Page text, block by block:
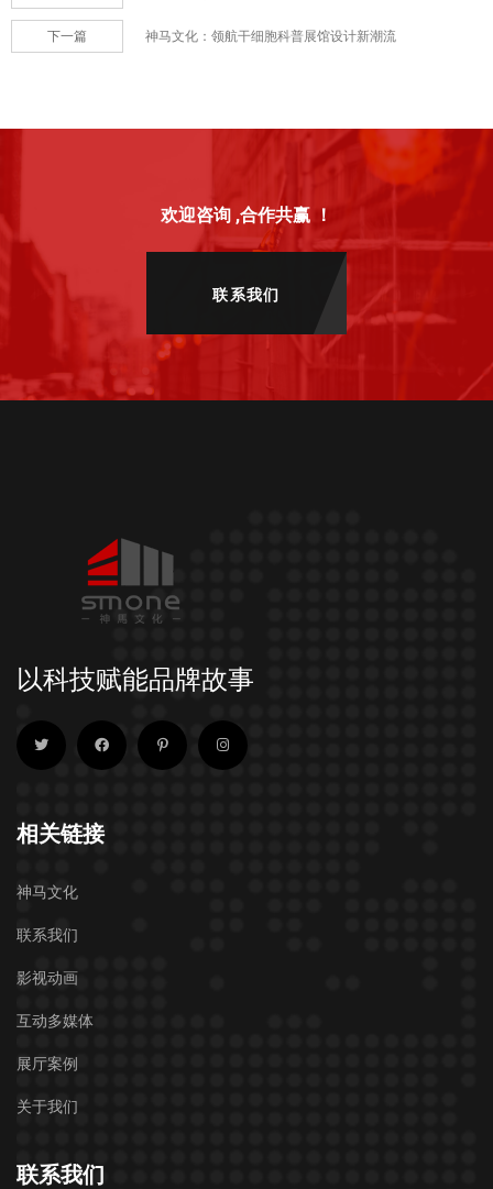
下一篇 神马文化：领航干细胞科普展馆设计新潮流
欢迎咨询 ,合作共赢 ！
联系我们
以科技赋能品牌故事
相关链接
神马文化
联系我们
影视动画
互动多媒体
展厅案例
关于我们
联系我们